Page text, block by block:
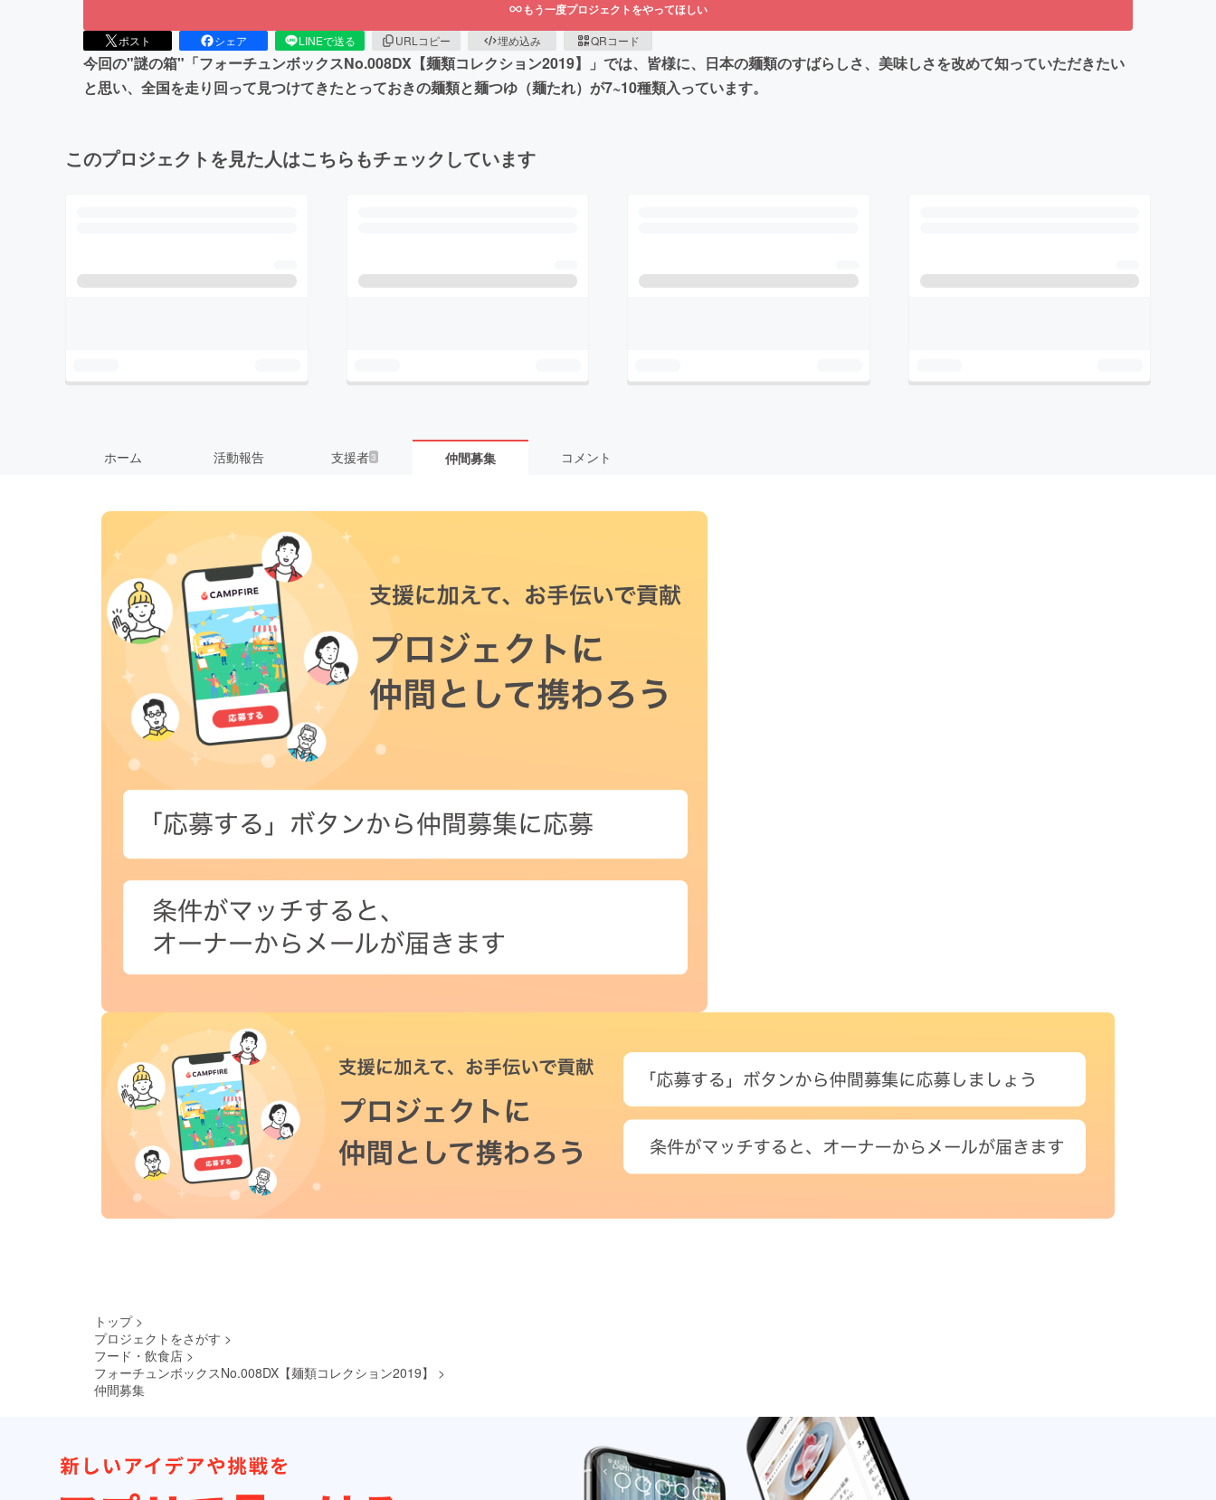
もう一度プロジェクトをやってほしい
ポスト シェア LINEで送る URLコピー 埋め込み QRコード
今回の"謎の箱"「フォーチュンボックスNo.008DX【麺類コレクション2019】」では、皆様に、日本の麺類のすばらしさ、美味しさを改めて知っていただきたい
と思い、全国を走り回って見つけてきたとっておきの麺類と麺つゆ（麺たれ）が7~10種類入っています。
このプロジェクトを見た人はこちらもチェックしています
ホーム 活動報告 支援者3 仲間募集 コメント
トップ >
プロジェクトをさがす >
フード・飲食店 >
フォーチュンボックスNo.008DX【麺類コレクション2019】
>
仲間募集